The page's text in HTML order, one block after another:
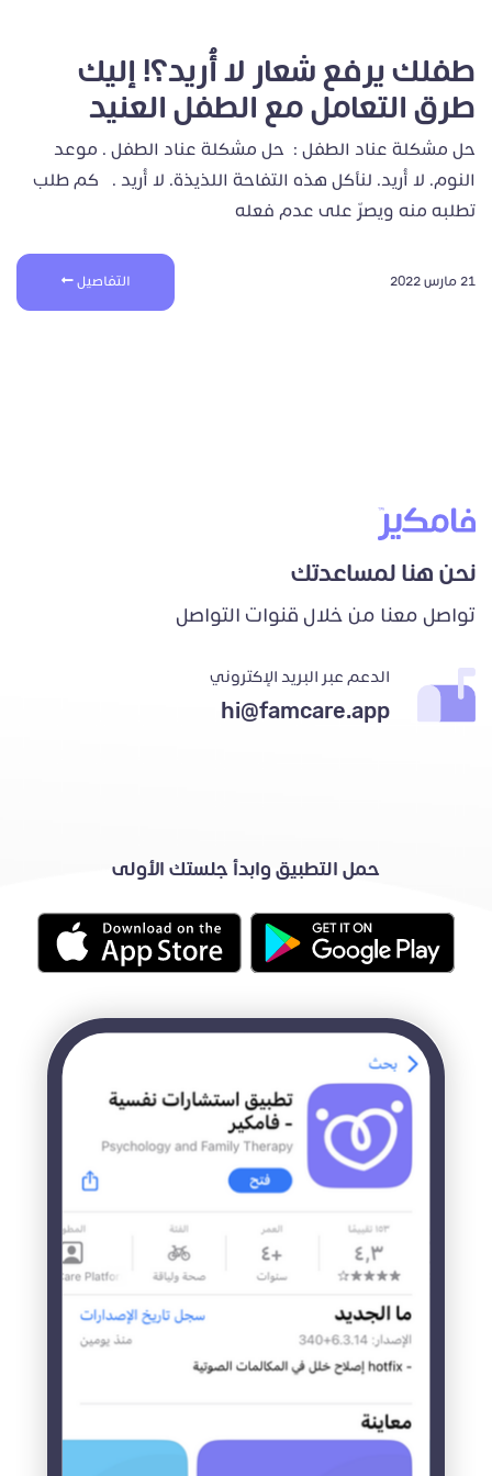
طفلك يرفع شعار لا أُريد؟! إليك
طرق التعامل مع الطفل العنيد
حل مشكلة عناد الطفل : حل مشكلة عناد الطفل . موعد
النوم. لا أُريد. لنأكل هذه التفاحة اللذيذة. لا أُريد . كم طلب
تطلبه منه ويصرّ على عدم فعله
21 مارس 2022 التفاصيل
نحن هنا لمساعدتك
تواصل معنا من خلال قنوات التواصل
الدعم عبر البريد الإكتروني
hi@famcare.app
حمل التطبيق وابدأ جلستك الأولى